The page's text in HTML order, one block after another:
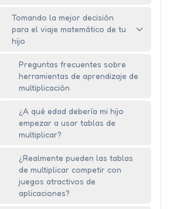
Tomando la mejor decisión
para el viaje matemático de tu
hijo
Preguntas frecuentes sobre
herramientas de aprendizaje de
multiplicación
¿A qué edad debería mi hijo
empezar a usar tablas de
multiplicar?
¿Realmente pueden las tablas
de multiplicar competir con
juegos atractivos de
aplicaciones?